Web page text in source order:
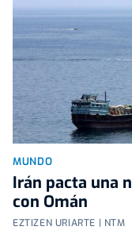
MUNDO
Irán pacta una
con Omán
EZTIZEN URIARTE | NTM